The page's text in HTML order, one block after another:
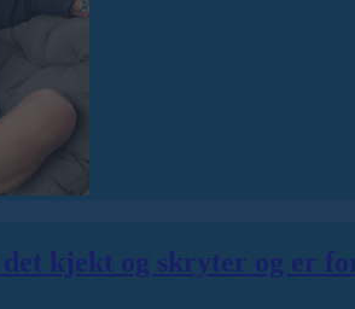
kjekt og skryter og er